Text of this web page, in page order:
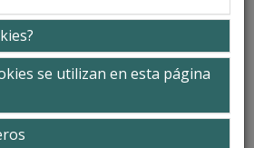
se utilizan en esta página